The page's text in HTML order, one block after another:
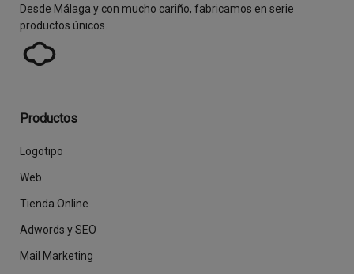
Desde Málaga y con mucho cariño, fabricamos en serie
productos únicos.
Productos
Logotipo
Web
Tienda Online
Adwords y SEO
Mail Marketing